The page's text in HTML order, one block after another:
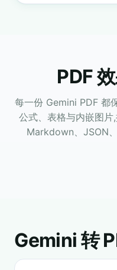
PDF
每一份 Gemini PDF 都
公式、表格与内嵌图片
Markdown、JSON
Gemini 转